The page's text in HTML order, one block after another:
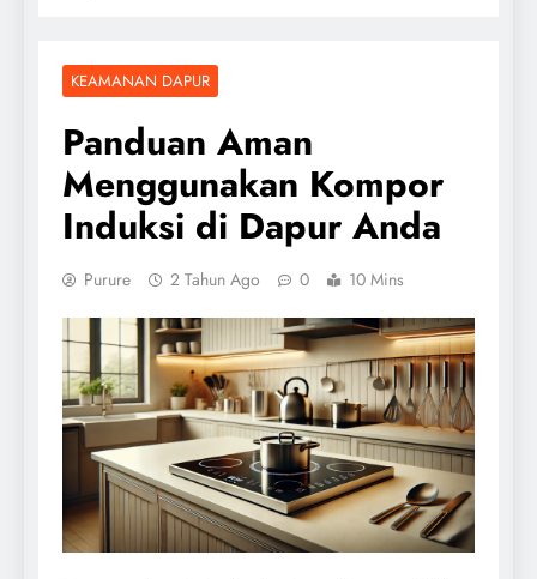
KEAMANAN DAPUR
Panduan Aman
Menggunakan Kompor
Induksi di Dapur Anda
Purure 2 Tahun Ago 0 10 Mins